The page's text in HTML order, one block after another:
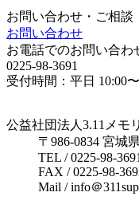
お問い合わせ・ご相談
お問い合わせ
お電話でのお問い合わ
0225-98-3691
受付時間：平日 10:00
公益社団法人3.11メモ
〒986-0834 宮城
TEL / 0225-98-3691
FAX / 0225-98-
Mail / info＠